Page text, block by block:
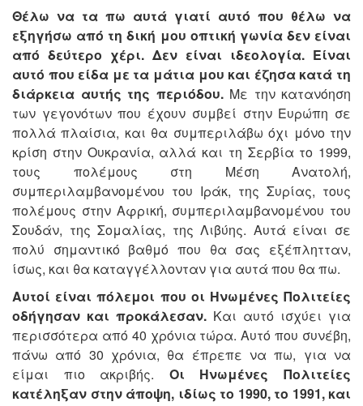
Θέλω να τα πω αυτά γιατί αυτό που θέλω να
εξηγήσω από τη δική μου οπτική γωνία δεν είναι
από δεύτερο χέρι. Δεν είναι ιδεολογία. Είναι
αυτό που είδα με τα μάτια μου και έζησα κατά τη
διάρκεια αυτής της περιόδου.Με την κατανόηση
των γεγονότων που έχουν συμβεί στην Ευρώπη σε
πολλά πλαίσια, και θα συμπεριλάβω όχι μόνο την
κρίση στην Ουκρανία, αλλά και τη Σερβία το 1999,
τους πολέμους στη Μέση Ανατολή,
συμπεριλαμβανομένου του Ιράκ, της Συρίας, τους
πολέμους στην Αφρική, συμπεριλαμβανομένου του
Σουδάν, της Σομαλίας, της Λιβύης. Αυτά είναι σε
πολύ σημαντικό βαθμό που θα σας εξέπλητταν,
ίσως, και θα καταγγέλλονταν για αυτά που θα πω.
Αυτοί είναι πόλεμοι που οι Ηνωμένες Πολιτείες
οδήγησαν και προκάλεσαν. Και αυτό ισχύει για
περισσότερα από 40 χρόνια τώρα. Αυτό που συνέβη,
πάνω από 30 χρόνια, θα έπρεπε να πω, για να
είμαι πιο ακριβής. Οι Ηνωμένες Πολιτείες
κατέληξαν στην άποψη, ιδίως το 1990, το 1991, και